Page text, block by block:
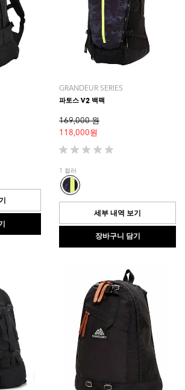
GRANDEUR SERIES
파토스 V2 백팩
169,000 원
118,000 원
별
5
개
중
0.0
입
다.
1 컬러
세부 내역 보기
장바구니 담기